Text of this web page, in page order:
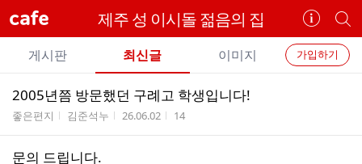
cafe 제주 성 이시돌 젊음의 집
카
페
정
보
개
별
카
페
카
페
메
가입하기
게시판 최신글 이미지
전
체
글
리
2005년쯤 방문했던 구례고 학생입니다!
게시판명
좋은편지 작성자
김준석누 작성시간
26.06.02 조회수
14
문의 드립니다.